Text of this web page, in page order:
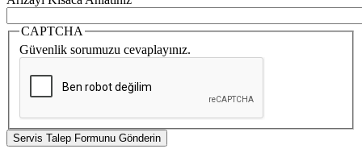
CAPTCHA
Güvenlik sorumuzu cevaplayınız.